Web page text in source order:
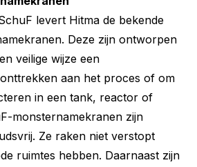
levert Hitma de bekende
Deze zijn ontworpen
veilige wijze een
aan het proces of om
in een tank, reactor of
monsternamekranen zijn
Ze raken niet verstopt
ruimtes hebben. Daarnaast zijn